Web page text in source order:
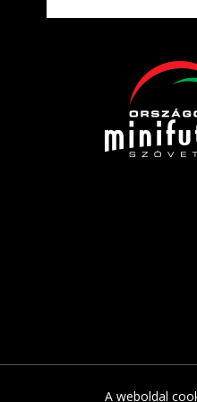
A weboldal